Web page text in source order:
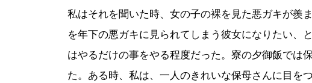
私はそれを聞いた時、女の子の裸を見た悪ガキが羨
を年下の悪ガキに見られてしまう彼女になりたい、
はやるだけの事をやる程度だった。寮の夕御飯では
た。ある時、私は、一人のきれいな保母さんに目を